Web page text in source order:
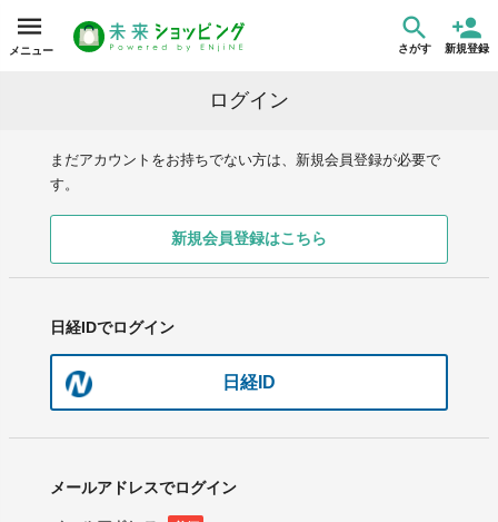
メニュー さがす 新規登録
ログイン
まだアカウントをお持ちでない方は、新規会員登録が必要で
す。
新規会員登録はこちら
日経IDでログイン
日経ID
メールアドレスでログイン